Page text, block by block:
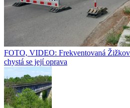
FOTO, VIDEO: Frekventovaná
chystá se její oprava